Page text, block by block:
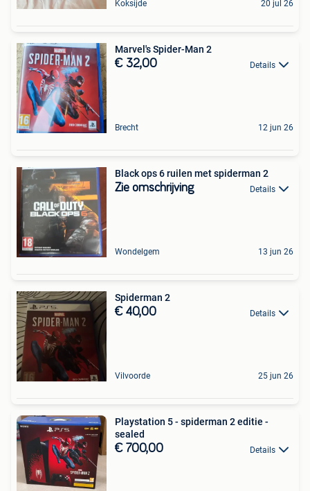
Koksijde 20 jul 26
Marvel's Spider-Man 2
€ 32,00 Details
Brecht 12 jun 26
Black ops 6 ruilen met spiderman 2
Zie omschrijving Details
Wondelgem 13 jun 26
Spiderman 2
€ 40,00 Details
Vilvoorde 25 jun 26
Playstation 5 - spiderman 2 editie -
sealed
€ 700,00 Details